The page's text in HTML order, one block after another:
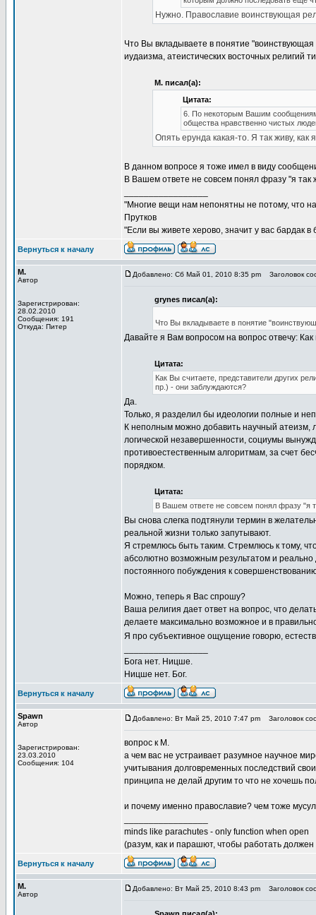
Нужно. Православие воинствующая
Что Вы вкладываете в понятие
иудаизма, атеистических восточных религий
М. писал(а):
Цитата:
6. По некоторым Вашим сообщениям
общества нравственно чистых
Опять ерунда какая-то. Я так живу, как
В данном вопросе я тоже имел в виду
В Вашем ответе не совсем понял фразу "я
"Многие вещи нам непонятны не потому, что
Прутков
"Если вы живете херово, значит у вас бардак
Вернуться к началу
М.
Автор
Зарегистрирован:
28.02.2010
Сообщения: 191
Откуда: Питер
Добавлено: Сб Май 01, 2010 8:35 pm Заголовок
grynes писал(а):
Что Вы вкладываете в понятие
Давайте я Вам вопросом на вопрос отвечу:
Цитата:
Как Вы считаете, представители других
пр.) - они заблуждаются?
Да.
Только, я разделил бы идеологии полные и
К неполным можно добавить научный атеизм,
логической незавершенности, социумы
противоестественным алгоритмам, за счет
порядком.
Цитата:
В Вашем ответе не совсем понял фразу "я
Вы снова слегка подтянули термин в
реальной жизни только запутывают.
Я стремлюсь быть таким. Стремлюсь к тому,
абсолютно возможным результатом и
постоянного побуждения к
Можно, теперь я Вас спрошу?
Ваша религия дает ответ на вопрос, что
делаете максимально возможное и в
Я про субъективное ощущение говорю,
Бога нет. Ницше.
Ницше нет. Бог.
Вернуться к началу
Spawn
Автор
Зарегистрирован:
23.03.2010
Сообщения: 104
Добавлено: Вт Май 25, 2010 7:47 pm Заголовок
вопрос к М.
а чем вас не устраивает разумное научное
учитывания долговременных последствий
принципа не делай другим то что не хочешь
и почему именно православие? чем тоже
minds like parachutes - only function when open
(разум, как и парашют, чтобы работать
Вернуться к началу
М.
Автор
Добавлено: Вт Май 25, 2010 8:43 pm Заголовок